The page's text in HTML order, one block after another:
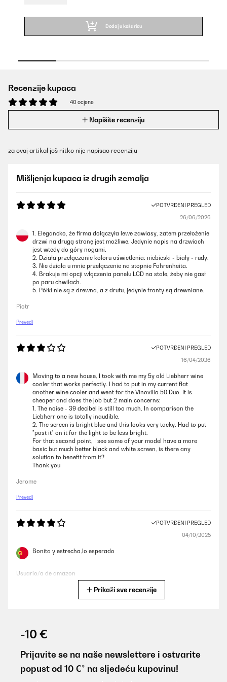
Dodaj u košaricu
Recenzije kupaca
40 ocjene
Napišite recenziju
za ovaj artikal još nitko nije napisao recenziju
Mišljenja kupaca iz drugih zemalja
POTVRĐENI PREGLED
26/06/2026
1. Elegancko, że firma dołączyła lewe zawiasy, zatem przełożenie
drzwi na drugą stronę jest możliwe. Jedynie napis na drzwiach
jest wtedy do góry nogami.
2. Działa przełączanie koloru oświetlenia: niebieski - biały - rudy.
3. Nie działa u mnie przełączenie na stopnie Fahrenheita.
4. Brakuje mi opcji włączenia panelu LCD na stałe, żeby nie gasł
po paru chwilach.
5. Półki nie są z drewna, a z drutu, jedynie fronty są drewniane.
Piotr
Prevedi
POTVRĐENI PREGLED
16/04/2026
Moving to a new house, I took with me my 5y old Liebherr wine
cooler that works perfectly. I had to put in my current flat
another wine cooler and went for the Vinovilla 50 Duo. It is
cheaper and does the job but 2 main concerns:
1. The noise - 39 decibel is still too much. In comparison the
Liebherr one is totally inaudible.
2. The screen is bright blue and this looks very tacky. Had to put
"post it" on it for the light to be less bright.
For that second point, I see some of your model have a more
basic but much better black and white screen, is there any
solution to benefit from it?
Thank you
Jerome
Prevedi
POTVRĐENI PREGLED
04/10/2025
Bonita y estrecha,lo esperado
Usuario/a de amazon
Amazon-Benutzer
Prikaži sve recenzije
-10 €
Prijavite se na naše newslettere i ostvarite
popust od 10 €* na sljedeću kupovinu!